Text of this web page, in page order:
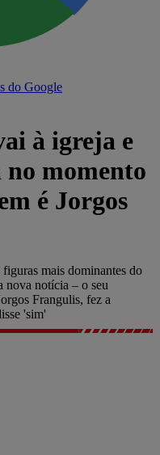
do Google
à igreja e
no momento
é Jorgos
mais dominantes do
nova notícia – o seu
Frangulis, fez a
'sim'